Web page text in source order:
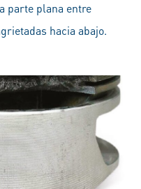
parte plana entre
hacia abajo.